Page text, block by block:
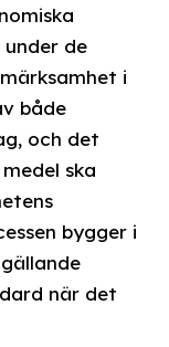
de
i
både
och det
ska
bygger i
när det